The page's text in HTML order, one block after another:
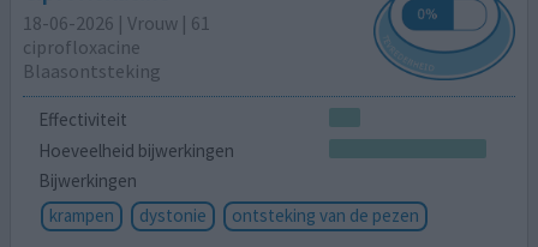
18-06-2026 | Vrouw | 61
ciprofloxacine
Blaasontsteking
Effectiviteit
Hoeveelheid bijwerkingen
Bijwerkingen
krampen
dystonie ontsteking van de pezen